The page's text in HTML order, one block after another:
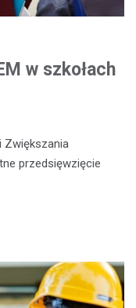
w szkołach
Zwiększania
przedsięwzięcie